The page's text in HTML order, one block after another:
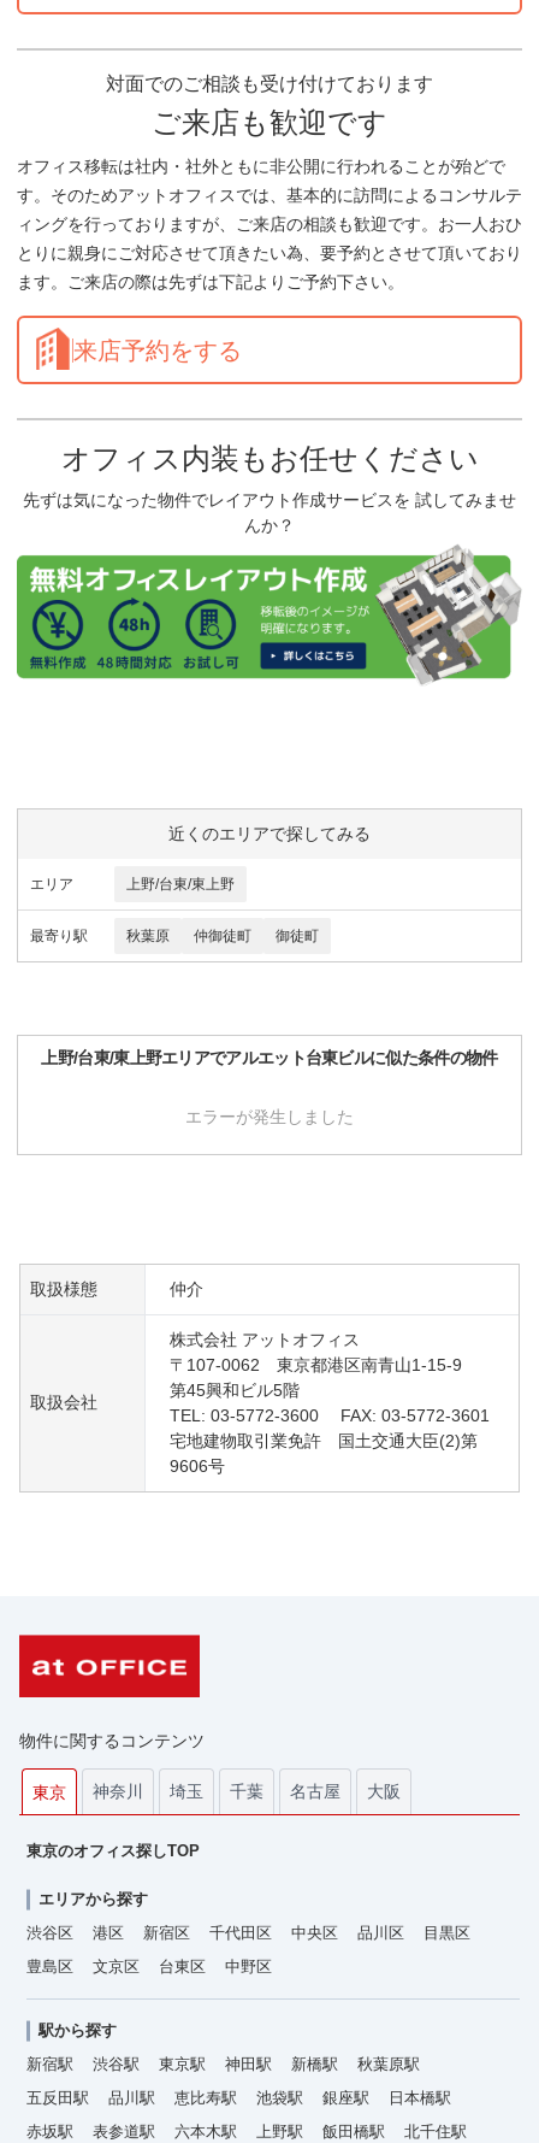
対面でのご相談も受け付けております
ご来店も歓迎です
オフィス移転は社内・社外ともに非公開に行われることが殆どで
す。そのためアットオフィスでは、基本的に訪問によるコンサルテ
ィングを行っておりますが、ご来店の相談も歓迎です。お一人おひ
とりに親身にご対応させて頂きたい為、要予約とさせて頂いており
ます。ご来店の際は先ずは下記よりご予約下さい。
来店予約をする
オフィス内装もお任せください
先ずは気になった物件でレイアウト作成サービスを 試してみませ
んか？
近くのエリアで探してみる
エリア 上野/台東/東上野
最寄り駅 秋葉原 仲御徒町 御徒町
上野/台東/東上野エリアでアルエット台東ビルに似た条件の物件
エラーが発生しました
取扱様態 仲介
取扱会社
株式会社 アットオフィス
〒107-0062 東京都港区南青山1-15-9
第45興和ビル5階
TEL: 03-5772-3600 FAX: 03-5772-3601
宅地建物取引業免許 国土交通大臣(2)第
9606号
物件に関するコンテンツ
東京 神奈川 埼玉 千葉 名古屋 大阪
東京のオフィス探しTOP
エリアから探す
渋谷区
港区 新宿区 千代田区 中央区 品川区
目黒区
豊島区
文京区 台東区 中野区
駅から探す
新宿駅
渋谷駅 東京駅 神田駅 新橋駅
秋葉原駅
五反田駅
品川駅 恵比寿駅 池袋駅 銀座駅
日本橋駅
赤坂駅
表参道駅 六本木駅 上野駅 飯田橋駅
北千住駅